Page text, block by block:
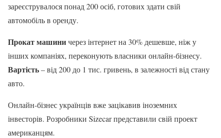
зареєструвалося понад 200 осіб, готових здати свій
автомобіль в оренду.
Прокат машиничерез інтернет на 30% дешевше, ніж у
інших компаніях, переконують власники онлайн-бізнесу.
Вартість– від 200 до 1 тис. гривень, в залежності від стану
авто.
Онлайн-бізнес українців вже зацікавив іноземних
інвесторів. Розробники Sizecar представили свій проект
американцям.